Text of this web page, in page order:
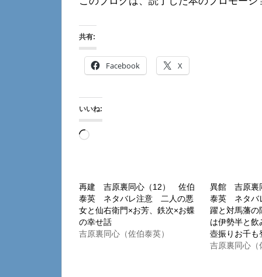
共有:
Facebook X
いいね:
読
み
中…
再建 吉原裏同心（12） 佐伯
泰英 ネタバレ注意 二人の悪
女と仙右衛門×お芳、鉄次×お蝶
の幸せ話
吉原裏同心（佐伯泰英）
異館 吉原裏
泰英 ネタバ
躍と対馬藩の
は伊勢半と
壺振りお千も
吉原裏同心（